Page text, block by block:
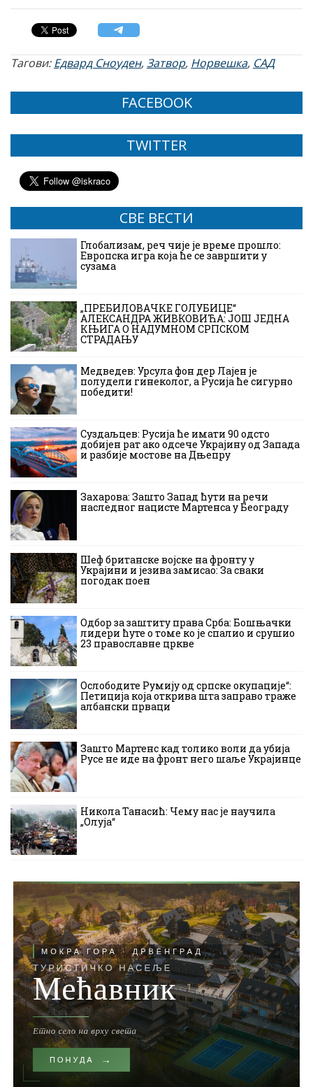
Тагови:Едвард Сноуден,Затвор, Норвешка, САД
FACEBOOK
TWITTER
СВЕ ВЕСТИ
Глобализам, реч чије је време прошло:
Европска игра која ће се завршити у
сузама
„ПРЕБИЛОВАЧКЕ ГОЛУБИЦЕ“
АЛЕКСАНДРА ЖИВКОВИЋА: ЈОШ ЈЕДНА
КЊИГА О НАДУМНОМ СРПСКОМ
СТРАДАЊУ
Медведев: Урсула фон дер Лајен је
полудели гинеколог, а Русија ће сигурно
победити!
Суздаљцев: Русија ће имати 90 одсто
добијен рат ако одсече Украјину од Запада
и разбије мостове на Дњепру
Захарова: Зашто Запад ћути на речи
наследног нацисте Мартенса у Београду
Шеф британске војске на фронту у
Украјини и језива замисао: За сваки
погодак поен
Одбор за заштиту права Срба: Бошњачки
лидери ћуте о томе ко је спалио и срушио
23 православне цркве
Ослободите Румију од српске окупације“:
Петиција која открива шта заправо траже
албански прваци
Зашто Мартенс кад толико воли да убија
Русе не иде на фронт него шаље Украјинце
Никола Танасић: Чему нас је научила
„Олуја“